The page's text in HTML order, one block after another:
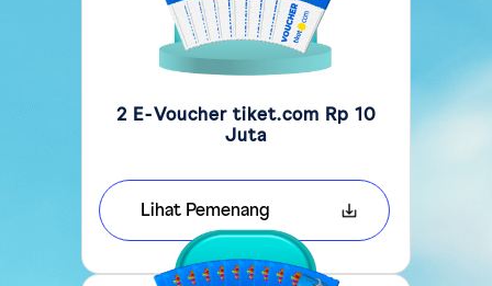
2 E-Voucher tiket.com Rp 10
Juta
Lihat Pemenang